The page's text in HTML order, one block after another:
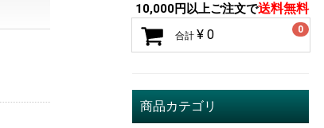
10,000円以上ご注文で送料無料
0
合計 ¥ 0
商品カテゴリ